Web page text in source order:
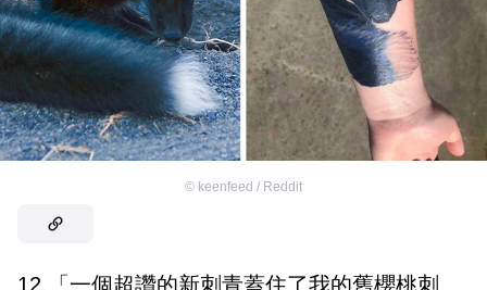
© keenfeed / Reddit
12.「一個超讚的新刺青蓋住了我的舊櫻桃刺